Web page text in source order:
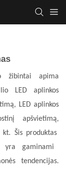
žibintai apima
LED aplinkos
LED aplinkos
apšvietimą,
kt. Šis produktas
yra gaminami
tendencijas.